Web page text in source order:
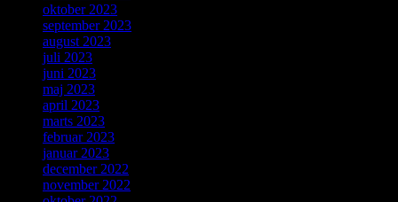
oktober 2023
september 2023
august 2023
juli 2023
juni 2023
maj 2023
april 2023
marts 2023
februar 2023
januar 2023
december 2022
november 2022